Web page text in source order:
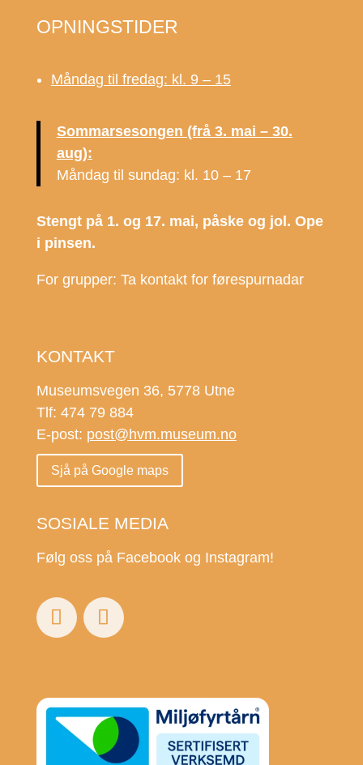
OPNINGSTIDER
Måndag til fredag: kl. 9 – 15
Sommarsesongen (frå 3. mai – 30.
aug):
Måndag til sundag: kl. 10 – 17
Stengt på 1. og 17. mai, påske og jol. Ope
i pinsen.
For grupper: Ta kontakt for førespurnadar
KONTAKT
Museumsvegen 36, 5778 Utne
Tlf: 474 79 884
E-post: post@hvm.museum.no
Sjå på Google maps
SOSIALE MEDIA
Følg oss på Facebook og Instagram!